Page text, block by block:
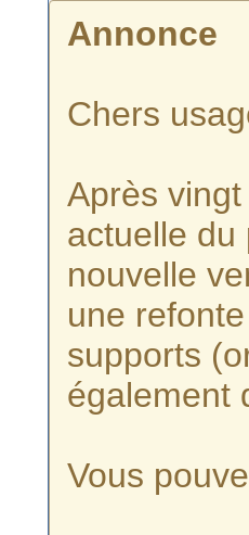
Annonce
Chers
Après
actuelle du
nouvelle
une
supports
également
Vous